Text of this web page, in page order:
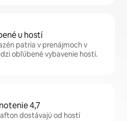
u hostí
patria v prenájmoch v
obľúbené vybavenie hostí.
4,7
dostávajú od hostí